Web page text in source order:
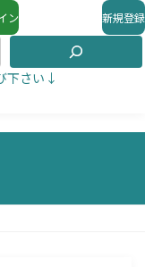
ン 新規登録
下さい↓